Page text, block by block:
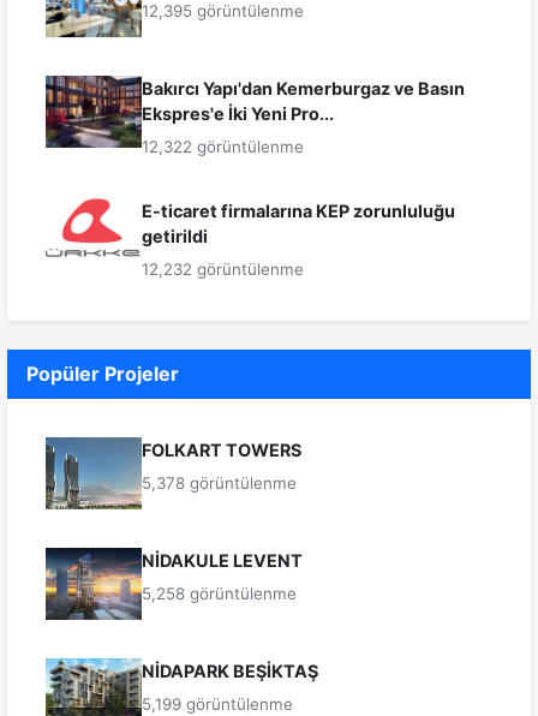
12,395 görüntülenme
Bakırcı Yapı'dan Kemerburgaz ve Basın
Ekspres'e İki Yeni Pro...
12,322 görüntülenme
E-ticaret firmalarına KEP zorunluluğu
getirildi
12,232 görüntülenme
Popüler Projeler
FOLKART TOWERS
5,378 görüntülenme
NİDAKULE LEVENT
5,258 görüntülenme
NİDAPARK BEŞİKTAŞ
5,199 görüntülenme